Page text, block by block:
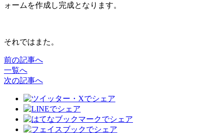
ォームを作成し完成となります。
それではまた。
前の記事へ
一覧へ
次の記事へ